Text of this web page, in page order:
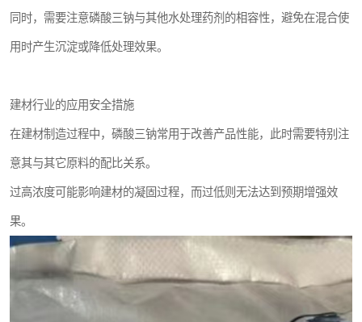
同时，需要注意磷酸三钠与其他水处理药剂的相容性，避免在混合使
用时产生沉淀或降低处理效果。
建材行业的应用安全措施
在建材制造过程中，磷酸三钠常用于改善产品性能，此时需要特别注
意其与其它原料的配比关系。
过高浓度可能影响建材的凝固过程，而过低则无法达到预期增强效
果。